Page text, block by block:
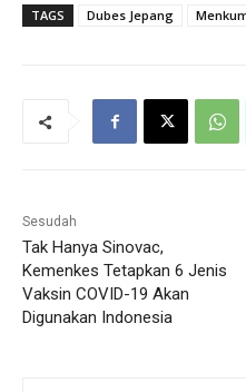
TAGS Dubes Jepang
Sesudah
Tak Hanya Sinovac,
Kemenkes Tetapkan 6 Jenis
Vaksin COVID-19 Akan
Digunakan Indonesia